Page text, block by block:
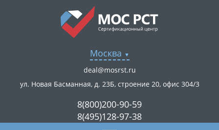
Москва
deal@mosrst.ru
ул. Новая Басманная, д. 23Б, строение 20, офис 304/3
8(800)200-90-59
8(495)128-97-38